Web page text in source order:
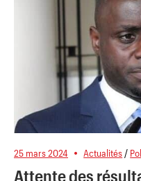
25 mars 2024 Actualités /
Attente des